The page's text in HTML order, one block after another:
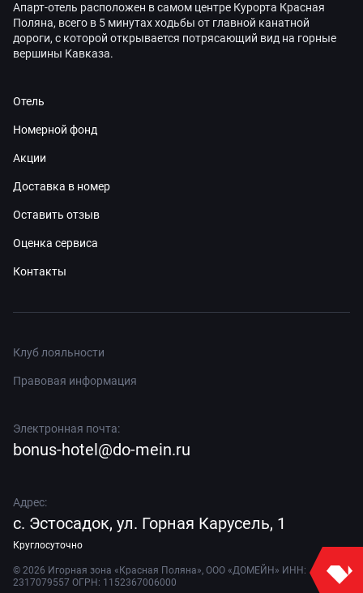
Апарт-отель расположен в самом центре Курорта Красная
Поляна, всего в 5 минутах ходьбы от главной канатной
дороги, с которой открывается потрясающий вид на горные
вершины Кавказа.
Отель
Номерной фонд
Акции
Доставка в номер
Оставить отзыв
Оценка сервиса
Контакты
Клуб лояльности
Правовая информация
Адрес:
с. Эстосадок, ул. Горная Карусель, 1
Круглосуточно
© 2026 Игорная зона «Красная Поляна», ООО «ДОМЕЙН» ИНН:
2317079557 ОГРН: 1152367006000
Электронная почта:
bonus-hotel@do-mein.ru